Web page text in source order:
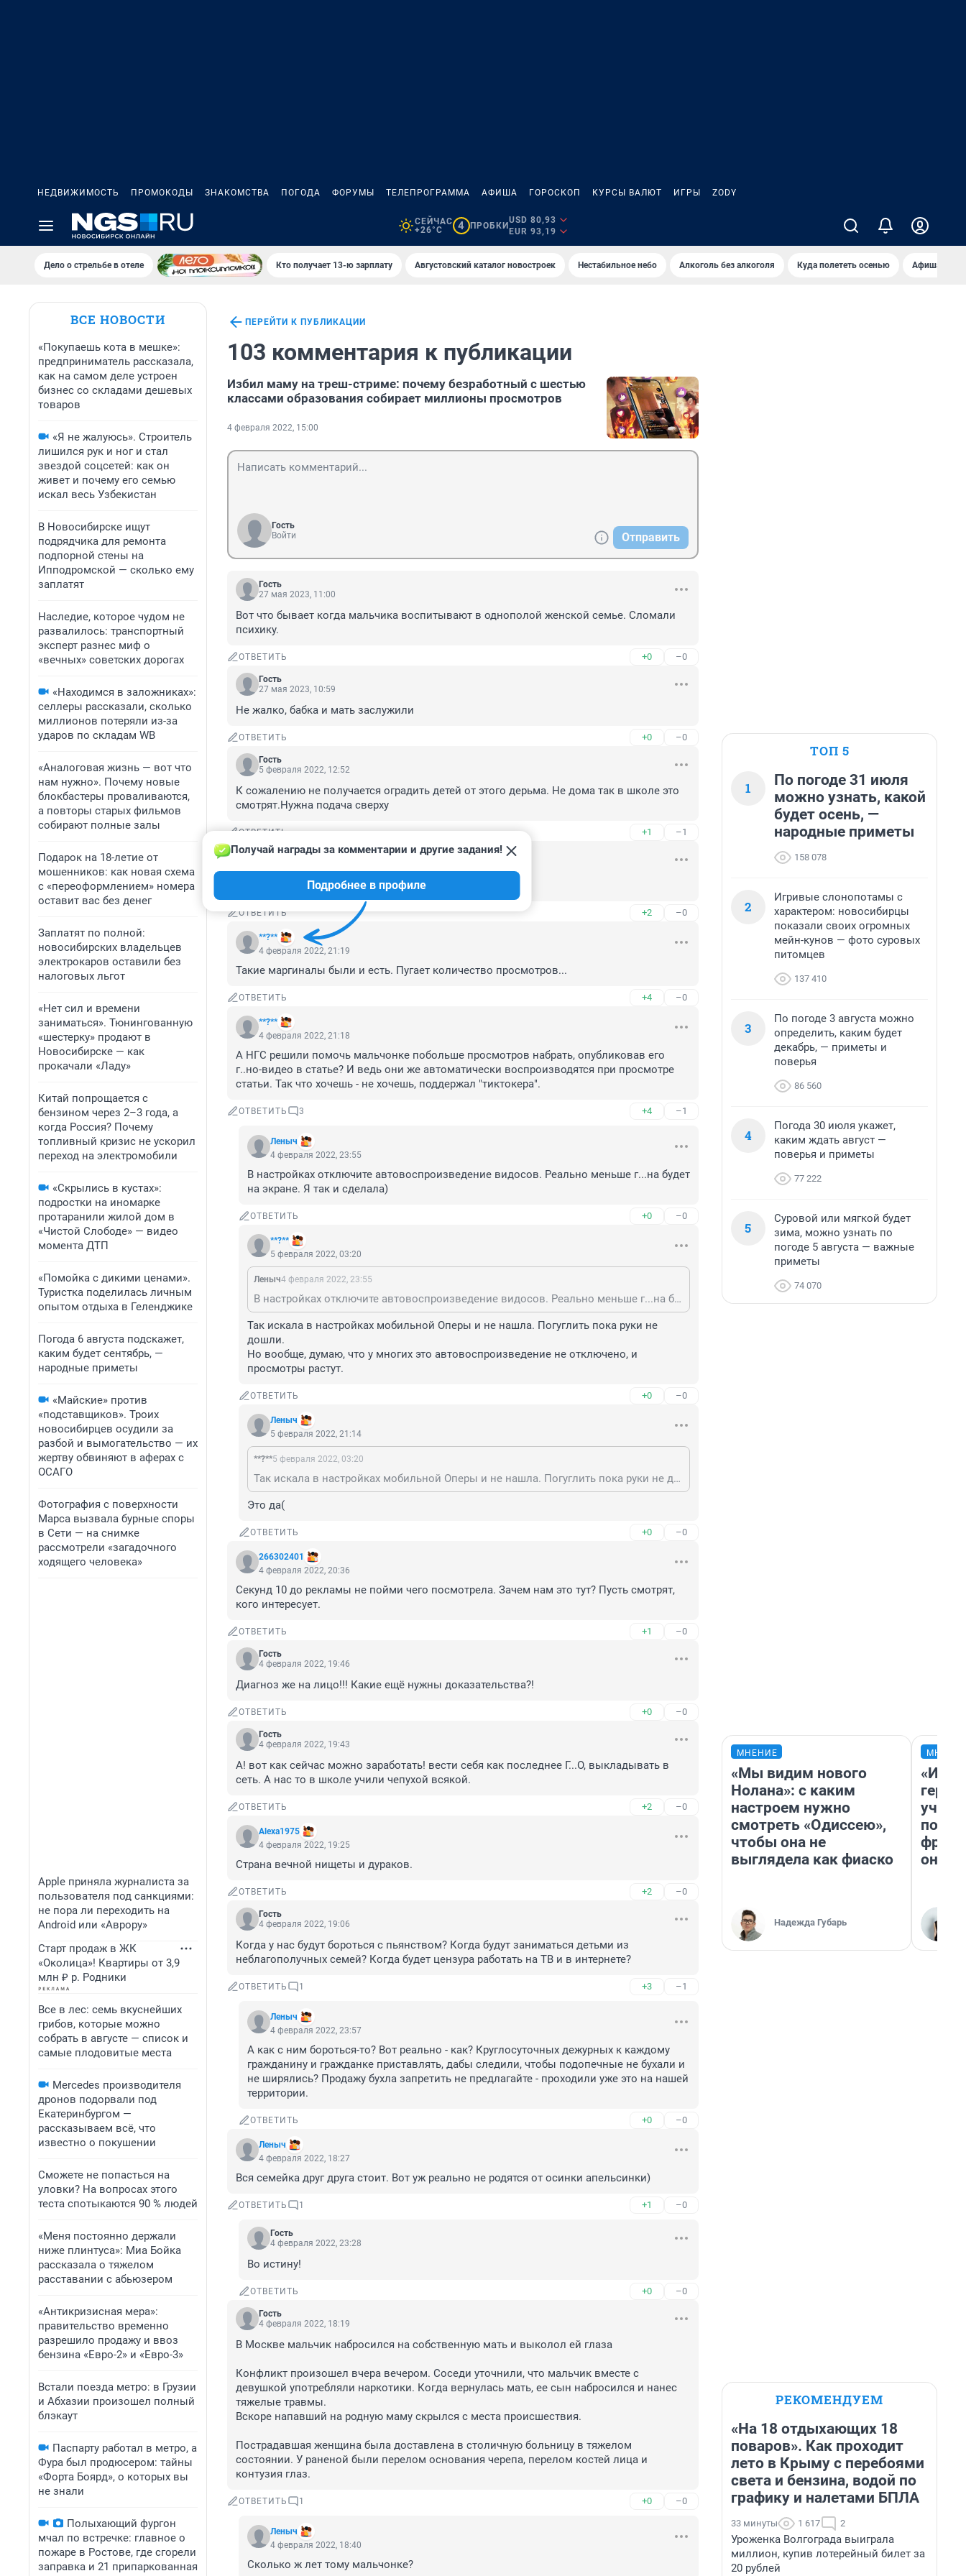
НЕДВИЖИМОСТЬ ПРОМОКОДЫ ЗНАКОМСТВА ПОГОДА ФОРУМЫ ТЕЛЕПРОГРАММА АФИША ГОРОСКОП КУРСЫ ВАЛЮТ ИГРЫ ZODY
СЕЙЧАС
+26°C
4 ПРОБКИ
USD 80,93
EUR 93,19
Дело о стрельбе в отеле Кто получает 13-ю зарплату Августовский каталог новостроек Нестабильное небо Алкоголь без алкоголя Куда полететь осенью Афиша на
ВСЕ НОВОСТИ
«Покупаешь кота в мешке»:
предприниматель рассказала,
как на самом деле устроен
бизнес со складами дешевых
товаров
«Я не жалуюсь». Строитель
лишился рук и ног и стал
звездой соцсетей: как он
живет и почему его семью
искал весь Узбекистан
В Новосибирске ищут
подрядчика для ремонта
подпорной стены на
Ипподромской — сколько ему
заплатят
Наследие, которое чудом не
развалилось: транспортный
эксперт разнес миф о
«вечных» советских дорогах
«Находимся в заложниках»:
селлеры рассказали, сколько
миллионов потеряли из-за
ударов по складам WB
«Аналоговая жизнь — вот что
нам нужно». Почему новые
блокбастеры проваливаются,
а повторы старых фильмов
собирают полные залы
Подарок на 18-летие от
мошенников: как новая схема
с «переоформлением» номера
оставит вас без денег
Заплатят по полной:
новосибирских владельцев
электрокаров оставили без
налоговых льгот
«Нет сил и времени
заниматься». Тюнингованную
«шестерку» продают в
Новосибирске — как
прокачали «Ладу»
Китай попрощается с
бензином через 2–3 года, а
когда Россия? Почему
топливный кризис не ускорил
переход на электромобили
«Скрылись в кустах»:
подростки на иномарке
протаранили жилой дом в
«Чистой Слободе» — видео
момента ДТП
«Помойка с дикими ценами».
Туристка поделилась личным
опытом отдыха в Геленджике
Погода 6 августа подскажет,
каким будет сентябрь, —
народные приметы
«Майские» против
«подставщиков». Троих
новосибирцев осудили за
разбой и вымогательство — их
жертву обвиняют в аферах с
ОСАГО
Фотография с поверхности
Марса вызвала бурные споры
в Сети — на снимке
рассмотрели «загадочного
ходящего человека»
Apple приняла журналиста за
пользователя под санкциями:
не пора ли переходить на
Android или «Аврору»
Старт продаж в ЖК
«Околица»! Квартиры от 3,9
млн ₽ р. Родники
Все в лес: семь вкуснейших
грибов, которые можно
собрать в августе — список и
самые плодовитые места
Mercedes производителя
дронов подорвали под
Екатеринбургом —
рассказываем всё, что
известно о покушении
Сможете не попасться на
уловки? На вопросах этого
теста спотыкаются 90 % людей
«Меня постоянно держали
ниже плинтуса»: Миа Бойка
рассказала о тяжелом
расставании с абьюзером
«Антикризисная мера»:
правительство временно
разрешило продажу и ввоз
бензина «Евро-2» и «Евро-3»
Встали поезда метро: в Грузии
и Абхазии произошел полный
блэкаут
Паспарту работал в метро, а
Фура был продюсером: тайны
«Форта Боярд», о которых вы
не знали
Полыхающий фургон
мчал по встречке: главное о
пожаре в Ростове, где сгорели
заправка и 21 припаркованная
ПЕРЕЙТИ К ПУБЛИКАЦИИ
103 комментария к публикации
Избил маму на треш-стриме: почему безработный с шестью
классами образования собирает миллионы просмотров
4 февраля 2022, 15:00
Гость
Войти
Отправить
Гость
27 мая 2023, 11:00
Вот что бывает когда мальчика воспитывают в однополой женской семье. Сломали
психику.
ОТВЕТИТЬ +0 –0
Гость
27 мая 2023, 10:59
Не жалко, бабка и мать заслужили
ОТВЕТИТЬ +0 –0
Гость
5 февраля 2022, 12:52
К сожалению не получается оградить детей от этого дерьма. Не дома так в школе это
смотрят.Нужна подача сверху
ОТВЕТИТЬ +1 –1
Гость
Каков поп, таков и приход!
ОТВЕТИТЬ +2 –0
**?**
Получай награды за комментарии и другие задания!
Подробнее в профиле
4 февраля 2022, 21:19
Такие маргиналы были и есть. Пугает количество просмотров...
ОТВЕТИТЬ +4 –0
**?**
4 февраля 2022, 21:18
А НГС решили помочь мальчонке побольше просмотров набрать, опубликовав его
г..но-видео в статье? И ведь они же автоматически воспроизводятся при просмотре
статьи. Так что хочешь - не хочешь, поддержал "тиктокера".
ОТВЕТИТЬ 3 +4 –1
Леныч
4 февраля 2022, 23:55
В настройках отключите автовоспроизведение видосов. Реально меньше г...на будет
на экране. Я так и сделала)
ОТВЕТИТЬ +0 –0
**?**
5 февраля 2022, 03:20
Леныч4 февраля 2022, 23:55
В настройках отключите автовоспроизведение видосов. Реально меньше г...на будет на экране. Я так и сделала)
Так искала в настройках мобильной Оперы и не нашла. Погуглить пока руки не
дошли.
Но вообще, думаю, что у многих это автовоспроизведение не отключено, и
просмотры растут.
ОТВЕТИТЬ +0 –0
Леныч
5 февраля 2022, 21:14
**?**5 февраля 2022, 03:20
Так искала в настройках мобильной Оперы и не нашла. Погуглить пока руки не дошли. Но вообще, думаю, что у многих это автовоспроизведение не отключено, и просмотры растут.
Это да(
ОТВЕТИТЬ +0 –0
266302401
4 февраля 2022, 20:36
Секунд 10 до рекламы не пойми чего посмотрела. Зачем нам это тут? Пусть смотрят,
кого интересует.
ОТВЕТИТЬ +1 –0
Гость
4 февраля 2022, 19:46
Диагноз же на лицо!!! Какие ещё нужны доказательства?!
ОТВЕТИТЬ +0 –0
Гость
4 февраля 2022, 19:43
А! вот как сейчас можно заработать! вести себя как последнее Г...О, выкладывать в
сеть. А нас то в школе учили чепухой всякой.
ОТВЕТИТЬ +2 –0
Alexa1975
4 февраля 2022, 19:25
Страна вечной нищеты и дураков.
ОТВЕТИТЬ +2 –0
Гость
4 февраля 2022, 19:06
Когда у нас будут бороться с пьянством? Когда будут заниматься детьми из
неблагополучных семей? Когда будет цензура работать на ТВ и в интернете?
ОТВЕТИТЬ 1 +3 –1
Леныч
4 февраля 2022, 23:57
А как с ним бороться-то? Вот реально - как? Круглосуточных дежурных к каждому
гражданину и гражданке приставлять, дабы следили, чтобы подопечные не бухали и
не ширялись? Продажу бухла запретить не предлагайте - проходили уже это на нашей
территории.
ОТВЕТИТЬ +0 –0
Леныч
4 февраля 2022, 18:27
Вся семейка друг друга стоит. Вот уж реально не родятся от осинки апельсинки)
ОТВЕТИТЬ 1 +1 –0
Гость
4 февраля 2022, 23:28
Во истину!
ОТВЕТИТЬ +0 –0
Гость
4 февраля 2022, 18:19
В Москве мальчик набросился на собственную мать и выколол ей глаза
Конфликт произошел вчера вечером. Соседи уточнили, что мальчик вместе с
девушкой употребляли наркотики. Когда вернулась мать, ее сын набросился и нанес
тяжелые травмы.
Вскоре напавший на родную маму скрылся с места происшествия.
Пострадавшая женщина была доставлена в столичную больницу в тяжелом
состоянии. У раненой были перелом основания черепа, перелом костей лица и
контузия глаз.
ОТВЕТИТЬ 1 +0 –0
Леныч
4 февраля 2022, 18:40
Сколько ж лет тому мальчонке?
ТОП 5
1
По погоде 31 июля
можно узнать, какой
будет осень, —
народные приметы
158 078
2
Игривые слонопотамы с
характером: новосибирцы
показали своих огромных
мейн-кунов — фото суровых
питомцев
137 410
3
По погоде 3 августа можно
определить, каким будет
декабрь, — приметы и
поверья
86 560
4
Погода 30 июля укажет,
каким ждать август —
поверья и приметы
77 222
5
Суровой или мягкой будет
зима, можно узнать по
погоде 5 августа — важные
приметы
74 070
МНЕНИЕ
«Мы видим нового
Нолана»: с каким
настроем нужно
смотреть «Одиссею»,
чтобы она не
выглядела как фиаско
Надежда Губарь
учит
она
РЕКОМЕНДУЕМ
«На 18 отдыхающих 18
поваров». Как проходит
лето в Крыму с перебоями
света и бензина, водой по
графику и налетами БПЛА
33 минуты 1 617 2
Уроженка Волгограда выиграла
миллион, купив лотерейный билет за
20 рублей